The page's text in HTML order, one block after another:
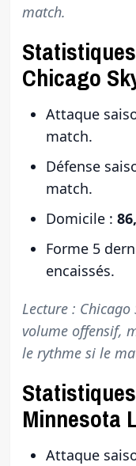
match.
Chicago
Attaque
match.
Défense
match.
Domicile :
Forme 5
encaissés.
Lecture :
volume offensif,
le rythme si le
Minnesota
Attaque